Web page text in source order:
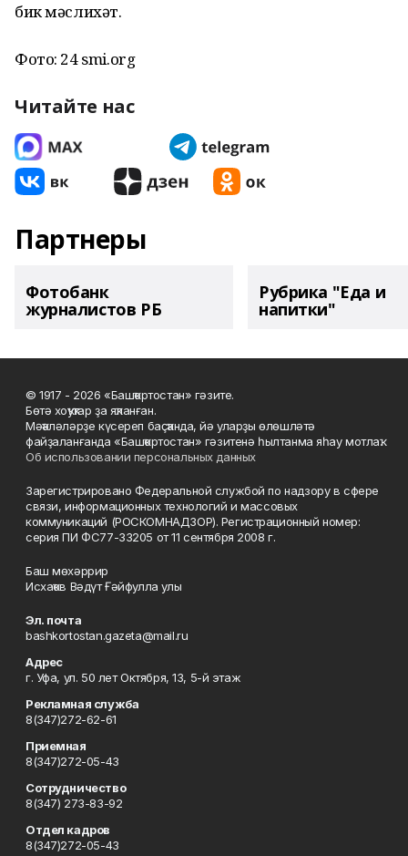
бик мәслихәт.
Фото: 24 smi.org
Читайте нас
Партнеры
Фотобанк
журналистов РБ
Рубрика "Еда и
напитки"
© 1917 - 2026 «Башҡортостан» гәзите.
Бөтә хоҡуҡтар ҙа яҡланған.
Мәҡәләләрҙе күсереп баҫҡанда, йә уларҙы өлөшләтә
файҙаланғанда «Башҡортостан» гәзитенә һылтанма яһау мотлаҡ.
Об использовании персональных данных
Зарегистрировано Федеральной службой по надзору в сфере
связи, информационных технологий и массовых
коммуникаций (РОСКОМНАДЗОР). Регистрационный номер:
серия ПИ ФС77-33205 от 11 сентября 2008 г.
Баш мөхәррир
Исхаҡов Вәдүт Ғәйфулла улы
Эл. почта
bashkortostan.gazeta@mail.ru
Адрес
г. Уфа, ул. 50 лет Октября, 13, 5-й этаж
Рекламная служба
8(347)272-62-61
Приемная
8(347)272-05-43
Сотрудничество
8(347) 273-83-92
Отдел кадров
8(347)272-05-43